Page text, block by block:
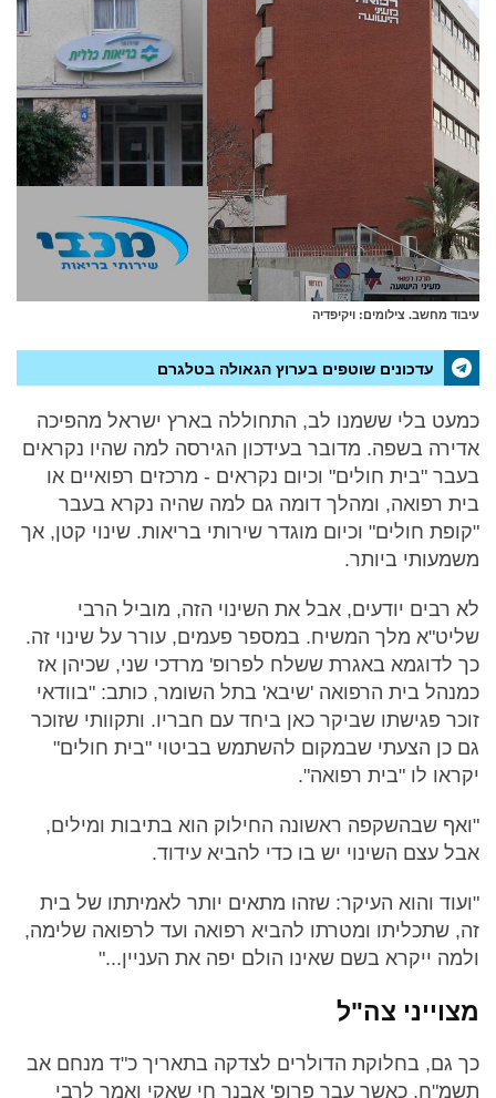
עיבוד מחשב. צילומים: ויקיפדיה
עדכונים שוטפים בערוץ הגאולה בטלגרם
כמעט בלי ששמנו לב, התחוללה בארץ ישראל מהפיכה
אדירה בשפה. מדובר בעידכון הגירסה למה שהיו נקראים
בעבר "בית חולים" וכיום נקראים - מרכזים רפואיים או
בית רפואה, ומהלך דומה גם למה שהיה נקרא בעבר
"קופת חולים" וכיום מוגדר שירותי בריאות. שינוי קטן, אך
משמעותי ביותר.
לא רבים יודעים, אבל את השינוי הזה, מוביל הרבי
שליט"א מלך המשיח. במספר פעמים, עורר על שינוי זה.
כך לדוגמא באגרת ששלח לפרופ' מרדכי שני, שכיהן אז
כמנהל בית הרפואה 'שיבא' בתל השומר, כותב: "בוודאי
זוכר פגישתו שביקר כאן ביחד עם חבריו. ותקוותי שזוכר
גם כן הצעתי שבמקום להשתמש בביטוי "בית חולים"
יקראו לו "בית רפואה".
"ואף שבהשקפה ראשונה החילוק הוא בתיבות ומילים,
אבל עצם השינוי יש בו כדי להביא עידוד.
"ועוד והוא העיקר: שזהו מתאים יותר לאמיתתו של בית
זה, שתכליתו ומטרתו להביא רפואה ועד לרפואה שלימה,
ולמה ייקרא בשם שאינו הולם יפה את העניין..."
מצוייני צה"ל
כך גם, בחלוקת הדולרים לצדקה בתאריך כ"ד מנחם אב
תשמ"ח, כאשר עבר פרופ' אבנר חי שאקי ואמר לרבי